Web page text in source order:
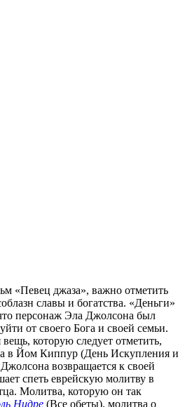
«Певец джаза», важно отметить
славы и богатства. «Деньги»
персонаж Эла Джолсона был
от своего Бога и своей семьи.
которую следует отметить,
в Йом Киппур (День Искупления и
возвращается к своей
спеть еврейскую молитву в
Молитва, которую он так
Нидре (Все обеты), молитва о